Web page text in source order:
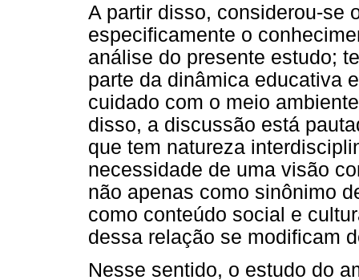
A partir disso, considerou-se
especificamente o
análise do presente estudo;
parte da dinâmica educativa
cuidado com o meio
disso, a discussão está
que tem natureza
necessidade de uma visão
não apenas como sinônimo
como conteúdo social e
dessa relação se modificam
Nesse sentido, o estudo do